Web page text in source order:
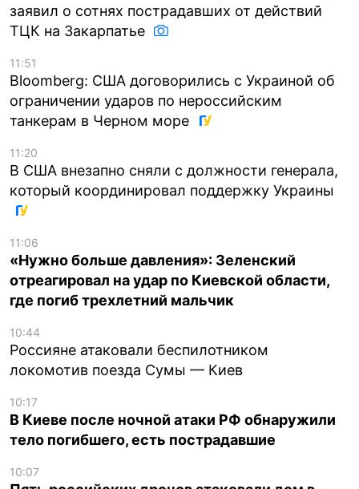
заявил о сотнях пострадавших от действий
ТЦК на Закарпатье
11:51
Bloomberg: США договорились с Украиной об
ограничении ударов по нероссийским
танкерам в Черном море
11:20
В США внезапно сняли с должности генерала,
который координировал поддержку Украины
11:06
«Нужно больше давления»: Зеленский
отреагировал на удар по Киевской области,
где погиб трехлетний мальчик
10:44
Россияне атаковали беспилотником
локомотив поезда Сумы — Киев
10:17
В Киеве после ночной атаки РФ обнаружили
тело погибшего, есть пострадавшие
10:07